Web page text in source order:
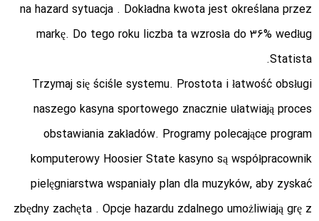
na hazard sytuacja . Dokładna kwota jest określana przez
markę. Do tego roku liczba ta wzrosła do 36% według
Statista.
Trzymaj się ściśle systemu. Prostota i łatwość obsługi
naszego kasyna sportowego znacznie ułatwiają proces
obstawiania zakładów. Programy polecające program
komputerowy Hoosier State kasyno są współpracownik
pielęgniarstwa wspaniały plan dla muzyków, aby zyskać
zbędny zachęta . Opcje hazardu zdalnego umożliwiają grę z